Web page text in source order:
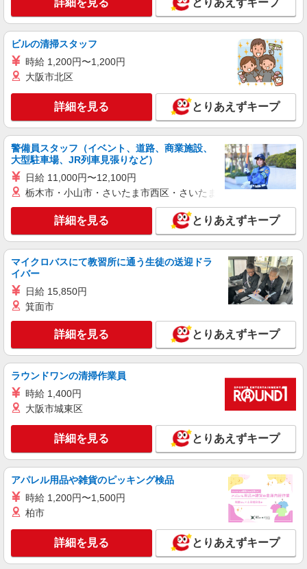
〜13,941,400円(業績賞与・残業代含む) （賞与 年
2回/6月、12月支給） ※前職の給与を考慮し、経
験・能力に応じて決定します。 ※「管理監督者」
に該当するため、時間外・休日労働に対する割増
回(7月) 【賃金形態】月給制
東京都品川区大崎2-1-1 Think Park Tower （変
更の範囲）会社の定める事業所（在宅勤務を行う
場所を含む）
キープ 詳細を見る
正社員 職業紹介
ニッセイ・ウェルス生命保険株式会社
生命保険会社の一般事務
月給361,500円〜730,700円(残業代別) 年収
6,000,000円 〜11,179,000円(残業手当、賞与込み)
（賞与 年2回/6月、12月支給） ※前職の給与を考
慮し、経験・能力に応じて決定します。 ※非管理
職あるいはラインを持たない管理職としての採用
を想定しています。 ※管理職採用の場合は「管理
監督者」に該当するため、時間外・休日労働に対
する割増賃金の支給対象外となります。 【給与更
改】年1回(7月) 【賃金形態】月給制
東京都品川区大崎2-1-1 Think Park Tower （変
更の範囲）会社の定める事業所
キープ 詳細を見る
ニッセイ・ウェルス生命保険株式会社
月給597,900円〜701,899円(残業代別) 年収
9,000,000円 〜10,500,000円 （賞与 年2回/6月、
応じて決定します。 ※ラインを持たない管理職と
しての採用を想定しています。 ※本ポジションは
「管理監督者」に該当するため、時間外・休日労
【給与更改】年1回(7月) 【賃金形態】月給制
東京都品川区大崎2-1-1 Think Park Tower （変
更の範囲）会社の定める事業所（在宅勤務を行う
場所を含む）
キープ 詳細を見る
アルバイト パート
株式会社フルキャスト東京支社/EA0401G-10O
カンタン軽作業スタッフ（仕分け・シール貼り
など）
時給1600円〜1800円（22:00〜翌5:00の深夜手
当で時給UP） ※給与幅は経験・能力による
東京都品川区
詳細を見る
パート 職業紹介
株式会社フルキャスト東京支社/EA0401G-10W
詳細を見る とりあえずキープ
ビルの清掃スタッフ
時給 1,200円〜1,200円
大阪市北区
詳細を見る とりあえずキープ
警備員スタッフ（イベント、道路、商業施設、
大型駐車場、JR列車見張りなど）
日給 11,000円〜12,100円
栃木市・小山市・さいたま市西区・さいたま市岩槻区・久喜市・
詳細を見る とりあえずキープ
マイクロバスにて教習所に通う生徒の送迎ドラ
イバー
日給 15,850円
箕面市
詳細を見る とりあえずキープ
ラウンドワンの清掃作業員
時給 1,400円
大阪市城東区
詳細を見る とりあえずキープ
アパレル用品や雑貨のピッキング検品
時給 1,200円〜1,500円
柏市
詳細を見る とりあえずキープ